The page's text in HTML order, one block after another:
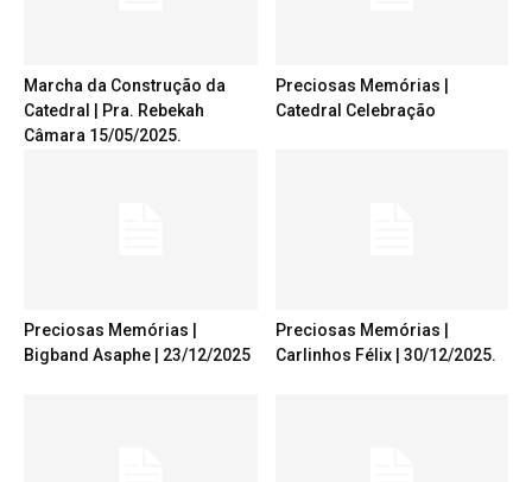
Marcha da Construção da
Catedral | Pra. Rebekah
Câmara 15/05/2025.
Preciosas Memórias |
Catedral Celebração
Preciosas Memórias |
Bigband Asaphe | 23/12/2025
Preciosas Memórias |
Carlinhos Félix | 30/12/2025.